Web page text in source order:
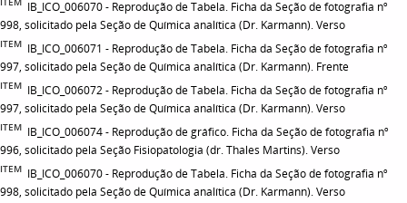
IB_ICO_006070 - Reprodução de Tabela. Ficha da Seção de fotografia nº
998, solicitado pela Seção de Química analítica (Dr. Karmann). Verso
ITEM IB_ICO_006071 - Reprodução de Tabela. Ficha da Seção de fotografia nº
997, solicitado pela Seção de Química analítica (Dr. Karmann). Frente
ITEM IB_ICO_006072 - Reprodução de Tabela. Ficha da Seção de fotografia nº
997, solicitado pela Seção de Química analítica (Dr. Karmann). Verso
ITEM IB_ICO_006074 - Reprodução de gráfico. Ficha da Seção de fotografia nº
996, solicitado pela Seção Fisiopatologia (dr. Thales Martins). Verso
ITEM IB_ICO_006070 - Reprodução de Tabela. Ficha da Seção de fotografia nº
998, solicitado pela Seção de Química analítica (Dr. Karmann). Verso